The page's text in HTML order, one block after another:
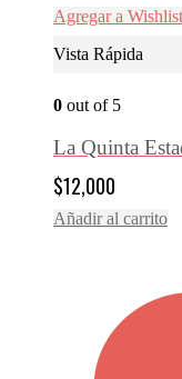
Agregar a Wishlist
Vista Rápida
0 out of 5
La Quinta
$12,000
Añadir al carrito